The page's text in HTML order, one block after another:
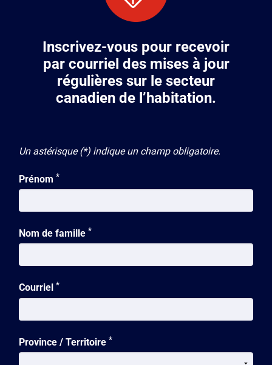
Inscrivez-vous pour recevoir
par courriel des mises à jour
régulières sur le secteur
canadien de l’habitation.
Un astérisque (*) indique un champ obligatoire.
Prénom *
Nom de famille *
Courriel *
Province / Territoire *